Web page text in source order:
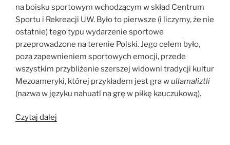
na boisku sportowym wchodzącym w skład Centrum
Sportu i Rekreacji UW. Było to pierwsze (i liczymy, że nie
ostatnie) tego typu wydarzenie sportowe
przeprowadzone na terenie Polski. Jego celem było,
poza zapewnieniem sportowych emocji, przede
wszystkim przybliżenie szerszej widowni tradycji kultur
Mezoameryki, której przykładem jest gra wullamaliztli
(nazwa w języku nahuatl na grę w piłkę kauczukową).
Czytaj dalej